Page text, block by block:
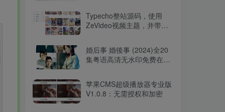
Typecho整站源码，使用
ZeVideo视频主题，并带有
婚后事 婚後事 (2024)全20
集粤语高清无水印免费在线
苹果CMS超级播放器专业版
V1.0.8：无需授权和加密